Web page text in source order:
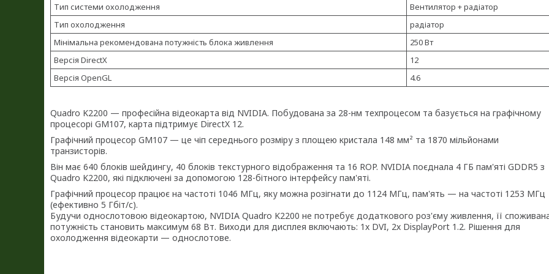
Тип системи охолодження
Вентилятор + радіатор
Тип охолодження
радіатор
Мінімальна рекомендована потужність блока живлення
250 Вт
Версія DirectX
12
Версія OpenGL
4.6
Quadro K2200 — професійна відеокарта від NVIDIA. Побудована за 28-нм техпроцесом та базується на графічному
процесорі GM107, карта підтримує DirectX 12.
Графічний процесор GM107 — це чіп середнього розміру з площею кристала 148 мм² та 1870 мільйонами
транзисторів.
Він має 640 блоків шейдингу, 40 блоків текстурного відображення та 16 ROP. NVIDIA поєднала 4 ГБ пам'яті GDDR5 з
Quadro K2200, які підключені за допомогою 128-бітного інтерфейсу пам'яті.
Графічний процесор працює на частоті 1046 МГц, яку можна розігнати до 1124 МГц, пам'ять — на частоті 1253 МГц
(ефективно 5 Гбіт/с).
Будучи однослотовою відеокартою, NVIDIA Quadro K2200 не потребує додаткового роз'єму живлення, її
потужність становить максимум 68 Вт. Виходи для дисплея включають: 1x DVI, 2x DisplayPort 1.2. Рішення для
охолодження відеокарти — однослотове.